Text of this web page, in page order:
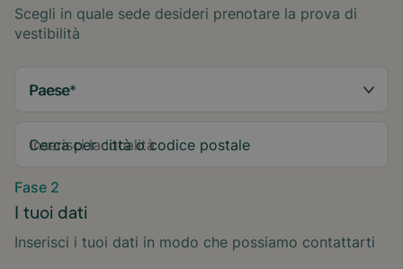
Scegli in quale sede desideri prenotare la prova di
vestibilità
Paese*
Cerca per città o codice postale
Fase 2
I tuoi dati
Inserisci i tuoi dati in modo che possiamo contattarti